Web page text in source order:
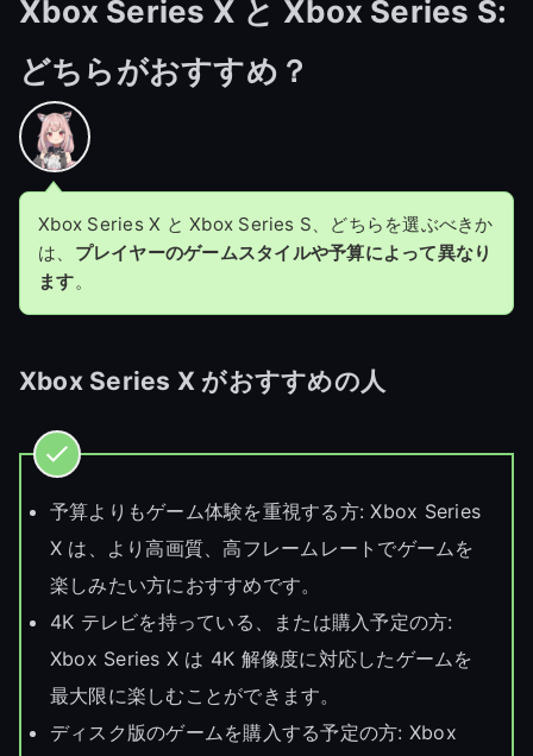
Xbox Series X と Xbox Series S:
どちらがおすすめ？
Xbox Series X と Xbox Series S、どちらを選ぶべきか
は、 プレイヤーのゲームスタイルや予算によって異なり
ます。
Xbox Series X がおすすめの人
予算よりもゲーム体験を重視する方: Xbox Series
X は、より高画質、高フレームレートでゲームを
楽しみたい方におすすめです。
4K テレビを持っている、または購入予定の方:
Xbox Series X は 4K 解像度に対応したゲームを
最大限に楽しむことができます。
ディスク版のゲームを購入する予定の方: Xbox